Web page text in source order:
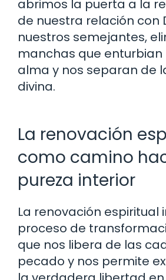
abrimos la puerta a la
de nuestra relación con
nuestros semejantes,
manchas que enturbian
alma y nos separan de
divina.
La renovación
como camino
pureza interior
La renovación espiritual
proceso de
que nos libera de las
pecado y nos permite